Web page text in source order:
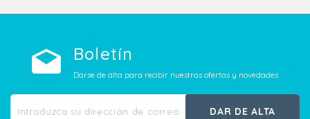
Boletín
Darse de alta para recibir nuestras ofertas y novedades
DAR DE ALTA